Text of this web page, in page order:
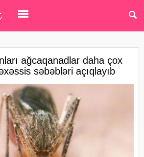
ağcaqanadlar daha çox
səbəbləri açıqlayıb